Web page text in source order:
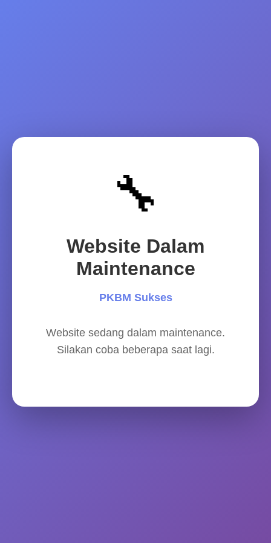
🔧
Website Dalam
Maintenance
PKBM Sukses
Website sedang dalam maintenance.
Silakan coba beberapa saat lagi.